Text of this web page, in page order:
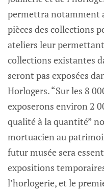
permettra notamment
pièces des collections
ateliers leur permettant
collections existantes
seront pas exposées
Horlogers. “Sur les 8
exposerons environ 2
qualité à la quantité”
mortuacien au
futur musée sera
expositions
l’horlogerie, et le